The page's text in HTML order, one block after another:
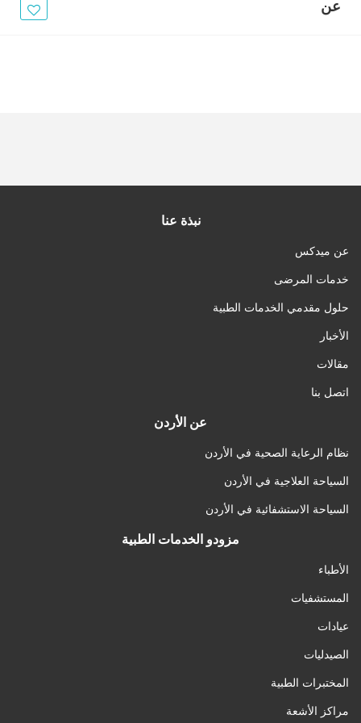
عن
نبذة عنا
عن ميدكس
خدمات المرضى
حلول مقدمي الخدمات الطبية
الأخبار
مقالات
اتصل بنا
عن الأردن
نظام الرعاية الصحية في الأردن
السياحة العلاجية في الأردن
السياحة الاستشفائية في الأردن
مزودو الخدمات الطبية
الأطباء
المستشفيات
عيادات
الصيدليات
المختبرات الطبية
مراكز الأشعة